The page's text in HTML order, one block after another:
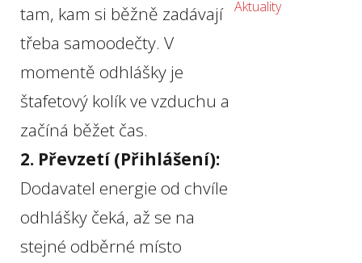
tam, kam si běžně zadávají
třeba samoodečty. V
momentě odhlášky je
štafetový kolík ve vzduchu a
začíná běžet čas.
2. Převzetí (Přihlášení):
Dodavatel energie od chvíle
odhlášky čeká, až se na
stejné odběrné místo
Aktuality